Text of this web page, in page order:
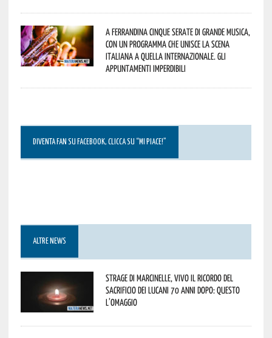
A Ferrandina cinque serate di grande musica,
con un programma che unisce la scena
italiana a quella internazionale. Gli
appuntamenti imperdibili
DIVENTA FAN SU FACEBOOK, CLICCA SU “MI PIACE!”
ALTRE NEWS
Strage di Marcinelle, vivo il ricordo del
sacrificio dei lucani 70 anni dopo: questo
l’omaggio